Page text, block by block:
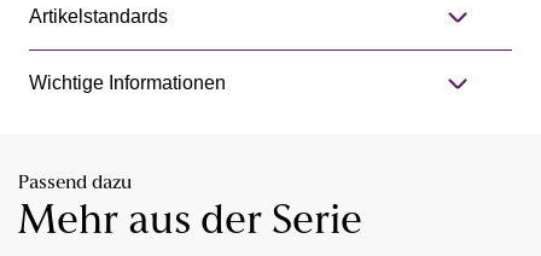
Artikelstandards
Wichtige Informationen
Passend dazu
Mehr aus der Serie